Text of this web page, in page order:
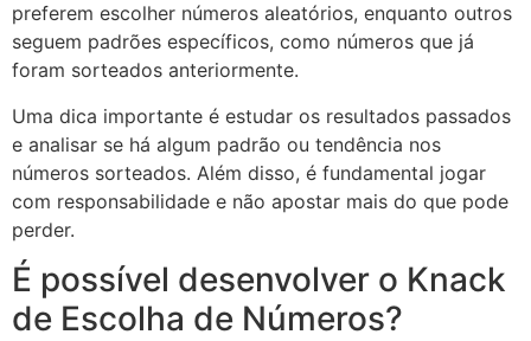
preferem escolher números aleatórios, enquanto outros
seguem padrões específicos, como números que já
foram sorteados anteriormente.
Uma dica importante é estudar os resultados passados
e analisar se há algum padrão ou tendência nos
números sorteados. Além disso, é fundamental jogar
com responsabilidade e não apostar mais do que pode
perder.
É possível desenvolver o Knack
de Escolha de Números?